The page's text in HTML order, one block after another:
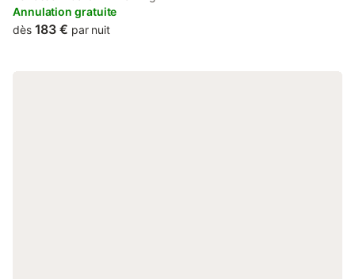
beachfront property offers access to a terrace and free private
parking.
Annulation gratuite
dès 183 € par nuit